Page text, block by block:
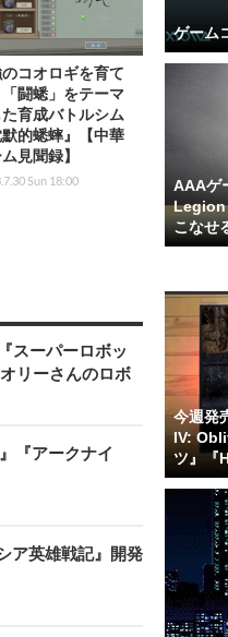
コオロギを育て
闘蟋」をテーマ
育成バトルシム
默的蟋蟀』【中華
見聞録】
Sun 18:00
スーパーロボッ
リーさんのロボ
『アークナイ
ア英雄戦記』開発
ゲーム
AAAゲ
Legion
こなせ
今週発
IV:
ツ』『